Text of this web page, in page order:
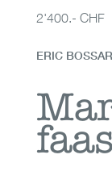
2'400.- CHF
ERIC